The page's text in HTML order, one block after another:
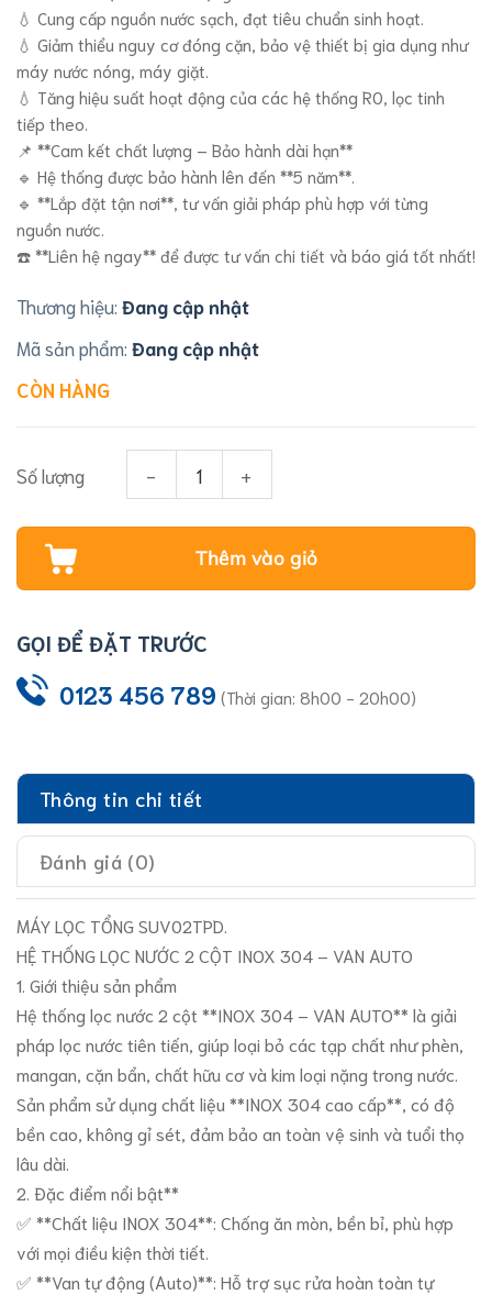
💧 Cung cấp nguồn nước sạch, đạt tiêu chuẩn sinh hoạt.
💧 Giảm thiểu nguy cơ đóng cặn, bảo vệ thiết bị gia dụng như
máy nước nóng, máy giặt.
💧 Tăng hiệu suất hoạt động của các hệ thống RO, lọc tinh
tiếp theo.
📌 **Cam kết chất lượng – Bảo hành dài hạn**
🔹 Hệ thống được bảo hành lên đến **5 năm**.
🔹 **Lắp đặt tận nơi**, tư vấn giải pháp phù hợp với từng
nguồn nước.
☎️ **Liên hệ ngay** để được tư vấn chi tiết và báo giá tốt nhất!
Thương hiệu: Đang cập nhật
Mã sản phẩm: Đang cập nhật
CÒN HÀNG
MÁY LỌC TỔNG SUV02TPD số lượng
Thêm vào giỏ
GỌI ĐỂ ĐẶT TRƯỚC
0123 456 789 (Thời gian: 8h00 - 20h00)
Thông tin chi tiết
Đánh giá (0)
MÁY LỌC TỔNG SUV02TPD.
HỆ THỐNG LỌC NƯỚC 2 CỘT INOX 304 – VAN AUTO
1. Giới thiệu sản phẩm
Hệ thống lọc nước 2 cột **INOX 304 – VAN AUTO** là giải
pháp lọc nước tiên tiến, giúp loại bỏ các tạp chất như phèn,
mangan, cặn bẩn, chất hữu cơ và kim loại nặng trong nước.
Sản phẩm sử dụng chất liệu **INOX 304 cao cấp**, có độ
bền cao, không gỉ sét, đảm bảo an toàn vệ sinh và tuổi thọ
lâu dài.
2. Đặc điểm nổi bật**
✅ **Chất liệu INOX 304**: Chống ăn mòn, bền bỉ, phù hợp
với mọi điều kiện thời tiết.
✅ **Van tự động (Auto)**: Hỗ trợ sục rửa hoàn toàn tự